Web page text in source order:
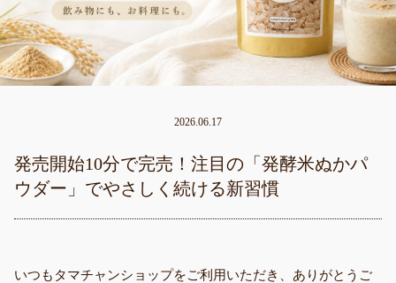
2026.06.17
発売開始10分で完売！注目の「発酵米ぬかパ
ウダー」でやさしく続ける新習慣
いつもタマチャンショップをご利用いただき、ありがとうご